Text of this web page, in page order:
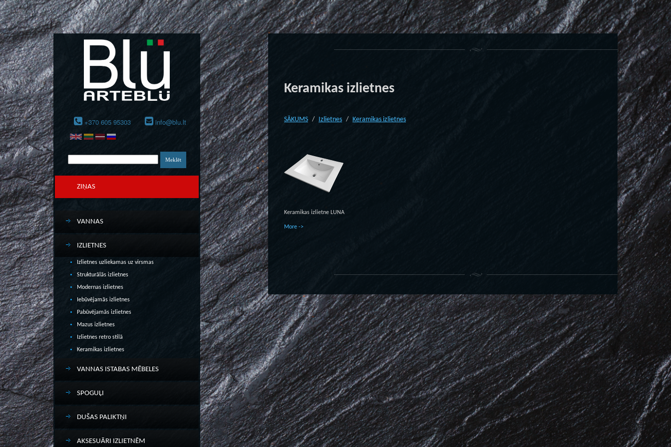
+370 605 95303 info@blu.lt
ZIŅAS
VANNAS
IZLIETNES
Izlietnes uzliekamas uz virsmas
Strukturālās izlietnes
Modernas izlietnes
Iebūvējamās izlietnes
Pabūvējamās izlietnes
Mazus izlietnes
Izlietnes retro stilā
Keramikas izlietnes
VANNAS ISTABAS MĒBELES
SPOGUĻI
DUŠAS PALIKTŅI
AKSESUĀRI IZLIETNĒM
Keramikas izlietnes
SĀKUMS Izlietnes Keramikas izlietnes
Keramikas izlietne LUNA
More ->